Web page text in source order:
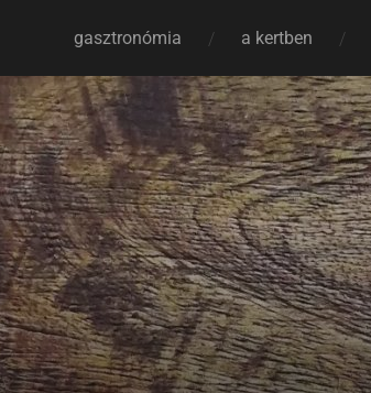
gasztronómia a kertben